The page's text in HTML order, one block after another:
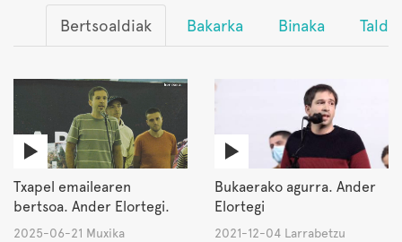
Bertsoaldiak Bakarka Binaka
Txapel emailearen
bertsoa. Ander Elortegi.
2025-06-21 Muxika
Bukaerako agurra. Ander
Elortegi
2021-12-04 Larrabetzu